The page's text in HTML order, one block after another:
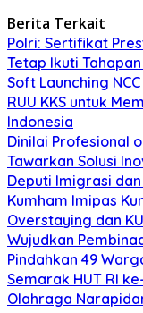
Berita Terkait
Polri: Sertifikat
Tetap Ikuti
Soft Launching
RUU KKS untuk
Indonesia
Dinilai Profesional
Tawarkan Solusi
Deputi Imigrasi
Kumham Imipas
Overstaying dan
Wujudkan
Pindahkan 49
Semarak HUT RI
Olahraga